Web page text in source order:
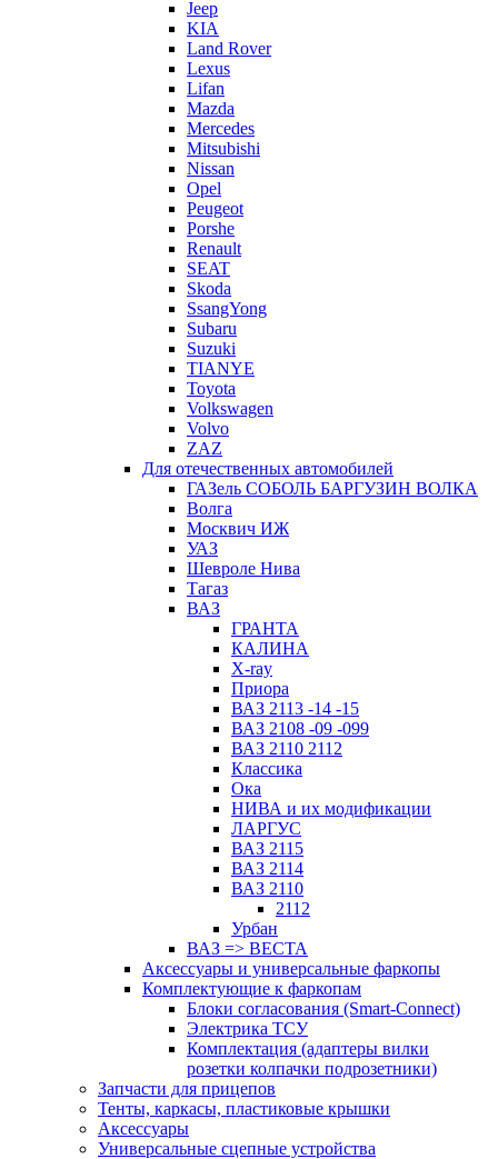
Jeep
KIA
Land Rover
Lexus
Lifan
Mazda
Mercedes
Mitsubishi
Nissan
Opel
Peugeot
Porshe
Renault
SEAT
Skoda
SsangYong
Subaru
Suzuki
TIANYE
Toyota
Volkswagen
Volvo
ZAZ
Для отечественных автомобилей
ГАЗель СОБОЛЬ БАРГУЗИН ВОЛКА
Волга
Москвич ИЖ
УАЗ
Шевроле Нива
Тагаз
ВАЗ
ГРАНТА
КАЛИНА
X-ray
Приора
ВАЗ 2113 -14 -15
ВАЗ 2108 -09 -099
ВАЗ 2110 2112
Классика
Ока
НИВА и их модификации
ЛАРГУС
ВАЗ 2115
ВАЗ 2114
ВАЗ 2110
2112
Урбан
ВАЗ => ВЕСТА
Аксессуары и универсальные фаркопы
Комплектующие к фаркопам
Блоки согласования (Smart-Connect)
Электрика ТСУ
Комплектация (адаптеры вилки
розетки колпачки подрозетники)
Запчасти для прицепов
Тенты, каркасы, пластиковые крышки
Аксессуары
Универсальные сцепные устройства